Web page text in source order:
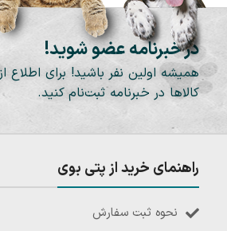
در خبرنامه عضو شوید!
همیشه اولین نفر باشید! برای
کالاها در خبرنامه ثبت‌نام کنید.
راهنمای خرید از پتی بوی
نحوه ثبت سفارش